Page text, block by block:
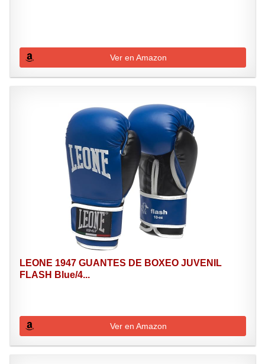
Ver en Amazon
LEONE 1947 GUANTES DE BOXEO JUVENIL
FLASH Blue/4...
Ver en Amazon